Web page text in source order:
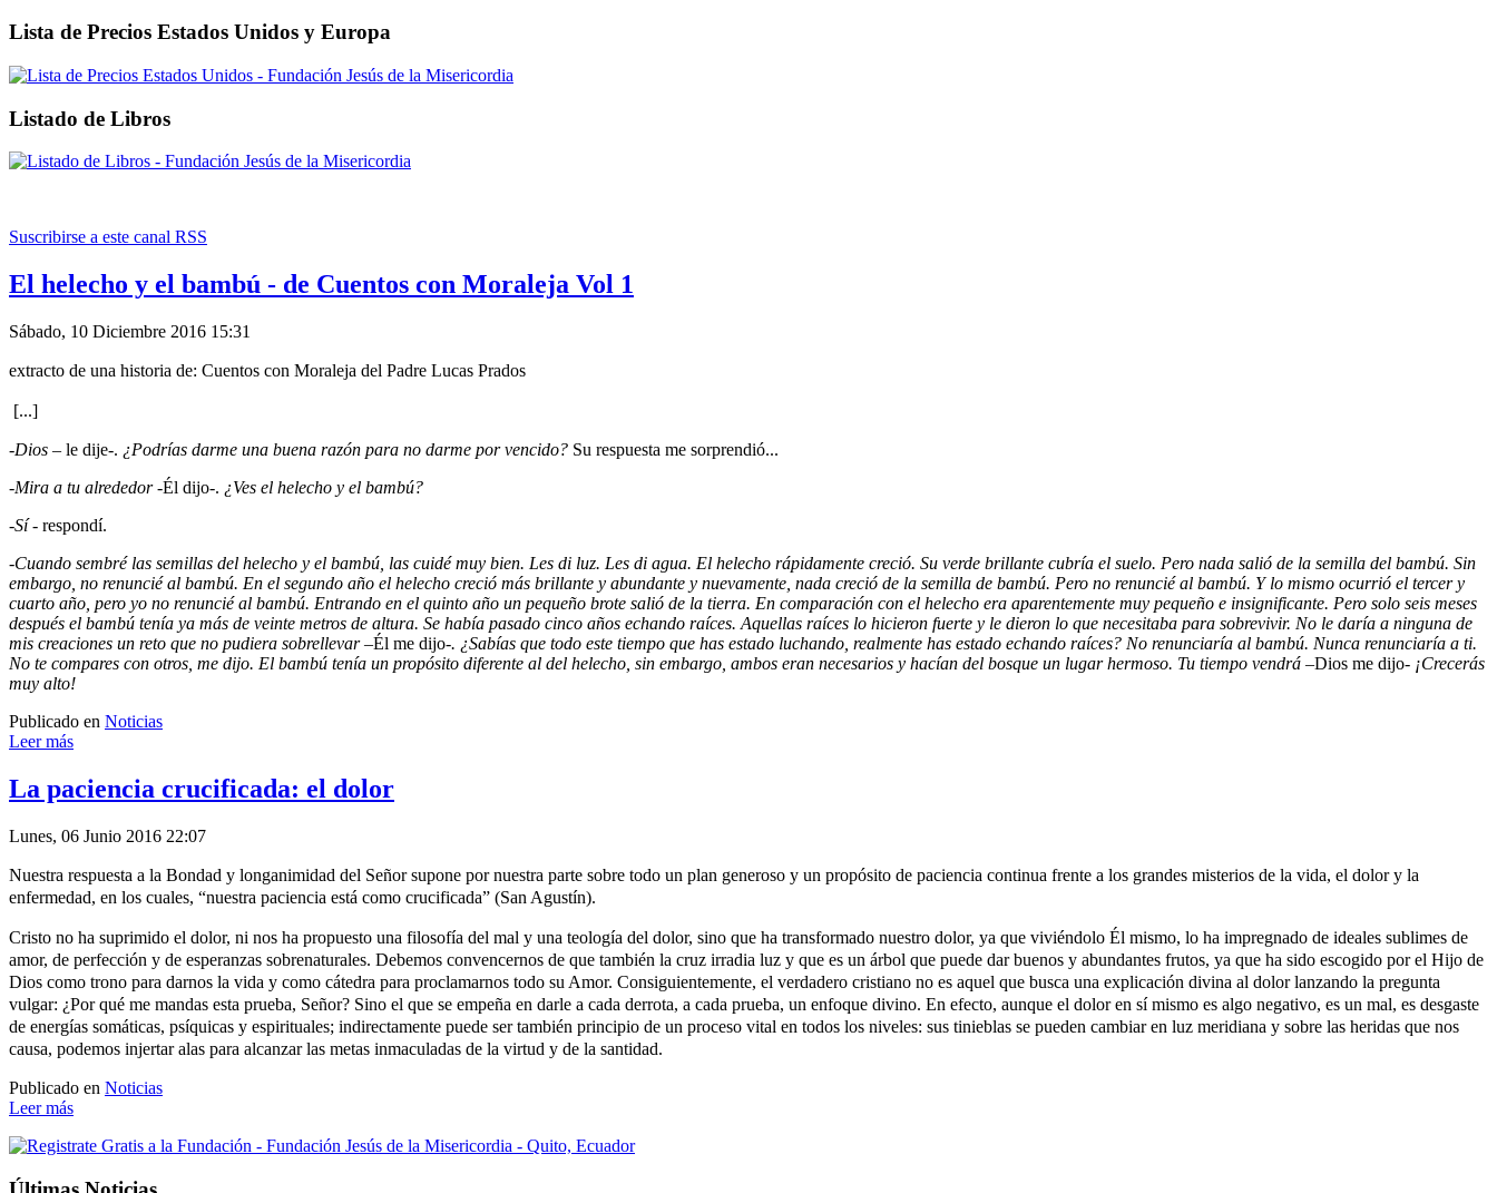
Lista de Precios Estados Unidos y Europa
Listado de Libros
Suscribirse a este canal RSS
El helecho y el bambú - de Cuentos con Moraleja Vol 1
Sábado, 10 Diciembre 2016 15:31
extracto de una historia de: Cuentos con Moraleja del Padre Lucas Prados
[...]
-Dios – le dije-. ¿Podrías darme una buena razón para no darme por vencido? Su respuesta me sorprendió...
-Mira a tu alrededor-Él dijo-. ¿Ves el helecho y el bambú?
-Sí- respondí.
-Cuando sembré las semillas del helecho y el bambú, las cuidé muy bien. Les di luz. Les di agua. El helecho rápidamente creció. Su verde brillante cubría el suelo. Pero nada salió de la semilla del bambú. Sin
embargo, no renuncié al bambú. En el segundo año el helecho creció más brillante y abundante y nuevamente, nada creció de la semilla de bambú. Pero no renuncié al bambú. Y lo mismo ocurrió el tercer y
cuarto año, pero yo no renuncié al bambú. Entrando en el quinto año un pequeño brote salió de la tierra. En comparación con el helecho era aparentemente muy pequeño e insignificante. Pero solo seis meses
después el bambú tenía ya más de veinte metros de altura. Se había pasado cinco años echando raíces. Aquellas raíces lo hicieron fuerte y le dieron lo que necesitaba para sobrevivir. No le daría a ninguna de
mis creaciones un reto que no pudiera sobrellevar –Él me dijo-. ¿Sabías que todo este tiempo que has estado luchando, realmente has estado echando raíces? No renunciaría al bambú. Nunca renunciaría a ti.
No te compares con otros, me dijo. El bambú tenía un propósito diferente al del helecho, sin embargo, ambos eran necesarios y hacían del bosque un lugar hermoso. Tu tiempo vendrá –Dios me dijo- ¡Crecerás
muy alto!
Publicado en Noticias
Leer más
La paciencia crucificada: el dolor
Lunes, 06 Junio 2016 22:07
Nuestra respuesta a la Bondad y longanimidad del Señor supone por nuestra parte sobre todo un plan generoso y un propósito de paciencia continua frente a los grandes misterios de la vida, el dolor y la
enfermedad, en los cuales, “nuestra paciencia está como crucificada” (San Agustín).
Cristo no ha suprimido el dolor, ni nos ha propuesto una filosofía del mal y una teología del dolor, sino que ha transformado nuestro dolor, ya que viviéndolo Él mismo, lo ha impregnado de ideales sublimes de
amor, de perfección y de esperanzas sobrenaturales. Debemos convencernos de que también la cruz irradia luz y que es un árbol que puede dar buenos y abundantes frutos, ya que ha sido escogido por el Hijo de
Dios como trono para darnos la vida y como cátedra para proclamarnos todo su Amor. Consiguientemente, el verdadero cristiano no es aquel que busca una explicación divina al dolor lanzando la pregunta
vulgar: ¿Por qué me mandas esta prueba, Señor? Sino el que se empeña en darle a cada derrota, a cada prueba, un enfoque divino. En efecto, aunque el dolor en sí mismo es algo negativo, es un mal, es desgaste
de energías somáticas, psíquicas y espirituales; indirectamente puede ser también principio de un proceso vital en todos los niveles: sus tinieblas se pueden cambiar en luz meridiana y sobre las heridas que nos
causa, podemos injertar alas para alcanzar las metas inmaculadas de la virtud y de la santidad.
Publicado en Noticias
Leer más